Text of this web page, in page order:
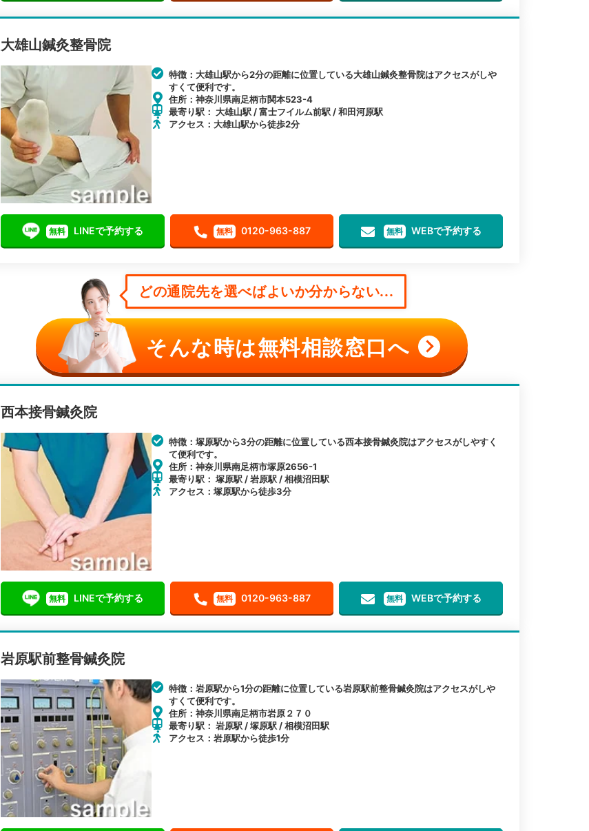
大雄山鍼灸整骨院
特徴：大雄山駅から2分の距離に位置している大雄山鍼灸整骨院はアクセスがしや
すくて便利です。
住所：神奈川県南足柄市関本523-4
最寄り駅： 大雄山駅 / 富士フイルム前駅 / 和田河原駅
アクセス：大雄山駅から徒歩2分
無料 LINEで予約する 無料 0120-963-887 無料 WEBで予約する
どの通院先を選べばよいか分からない...
そんな時は無料相談窓口へ
西本接骨鍼灸院
特徴：塚原駅から3分の距離に位置している西本接骨鍼灸院はアクセスがしやすく
て便利です。
住所：神奈川県南足柄市塚原2656-1
最寄り駅： 塚原駅 / 岩原駅 / 相模沼田駅
アクセス：塚原駅から徒歩3分
無料 LINEで予約する 無料 0120-963-887 無料 WEBで予約する
岩原駅前整骨鍼灸院
特徴：岩原駅から1分の距離に位置している岩原駅前整骨鍼灸院はアクセスがしや
すくて便利です。
住所：神奈川県南足柄市岩原２７０
最寄り駅： 岩原駅 / 塚原駅 / 相模沼田駅
アクセス：岩原駅から徒歩1分